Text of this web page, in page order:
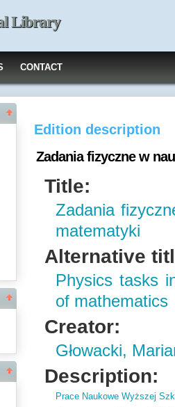
Library
CONTACT
Edition description
Zadania fizyczne w
Title:
Zadania
matematyki
Alternative
Physics tasks
of mathematics
Creator:
Głowacki,
Description:
Prace Naukowe Wyższej